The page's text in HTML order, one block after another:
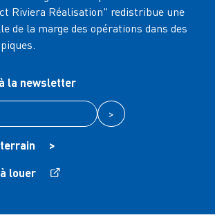
Riviera Réalisation" redistribue une
de la marge des opérations dans des
la newsletter
>
>
louer